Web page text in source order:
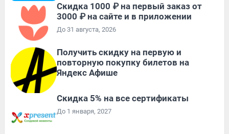
Скидка 1000 ₽ на первый заказ от
3000 ₽ на сайте и в приложении
До 31 августа, 2026
Получить скидку на первую и
повторную покупку билетов на
Яндекс Афише
Скидка 5% на все сертификаты
До 1 января, 2027